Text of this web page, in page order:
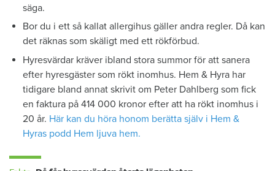
säga.
Bor du i ett så kallat allergihus gäller andra regler. Då kan
det räknas som skäligt med ett rökförbud.
Hyresvärdar kräver ibland stora summor för att sanera
efter hyresgäster som rökt inomhus. Hem & Hyra har
tidigare bland annat skrivit om Peter Dahlberg som fick
en faktura på 414 000 kronor efter att ha rökt inomhus i
20 år. Här kan du höra honom berätta själv i Hem &
Hyras podd Hem ljuva hem.